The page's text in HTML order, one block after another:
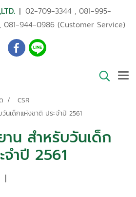
| 02-709-3344, 081-995-
, 081-944-0986 (Customer Service)
CSR
นเด็กแห่งชาติ ประจำปี 2561
น สำหรับวันเด็ก
ำปี 2561
|